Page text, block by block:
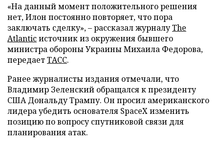
«На данный момент положительного решения
нет, Илон постоянно повторяет, что пора
заключать сделку», – рассказал журналуThe
Atlanticисточник из окружения бывшего
министра обороны Украины Михаила Федорова,
передаетТАСС.
Ранее журналисты издания отмечали, что
Владимир Зеленский обращался к президенту
США Дональду Трампу. Он просил американского
лидера убедить основателя SpaceX изменить
позицию по вопросу спутниковой связи для
планирования атак.